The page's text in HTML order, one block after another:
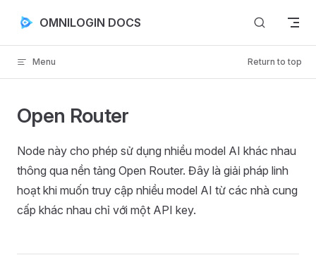
Skip to content
OMNILOGIN DOCS
Menu Return to top
Open Router
Node này cho phép sử dụng nhiều model AI khác nhau
thông qua nền tảng Open Router. Đây là giải pháp linh
hoạt khi muốn truy cập nhiều model AI từ các nhà cung
cấp khác nhau chỉ với một API key.